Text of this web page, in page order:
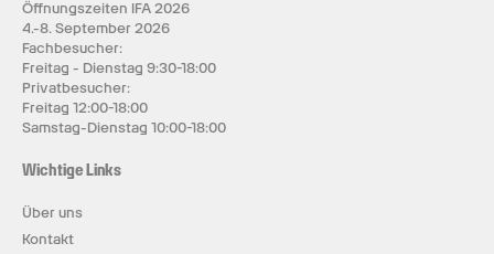
Öffnungszeiten IFA 2026
4.-8. September 2026
Fachbesucher:
Freitag - Dienstag 9:30-18:00
Privatbesucher:
Freitag 12:00-18:00
Samstag-Dienstag 10:00-18:00
Wichtige Links
Über uns
Kontakt